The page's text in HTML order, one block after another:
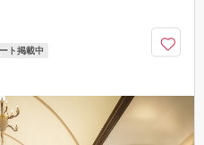
ト掲載中